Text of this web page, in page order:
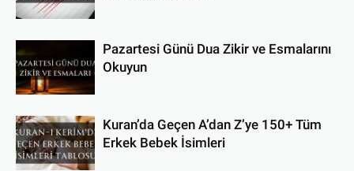
Pazartesi Günü Dua Zikir ve Esmalarını
Okuyun
Kuran’da Geçen A’dan Z’ye 150+ Tüm
Erkek Bebek İsimleri